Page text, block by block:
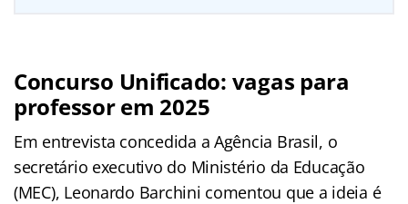
Concurso Unificado: vagas para
professor em 2025
Em entrevista concedida a Agência Brasil, o
secretário executivo do Ministério da Educação
(MEC), Leonardo Barchini comentou que a ideia é